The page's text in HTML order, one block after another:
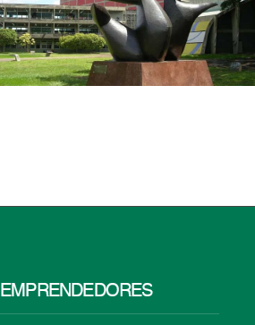
EMPRENDEDORES